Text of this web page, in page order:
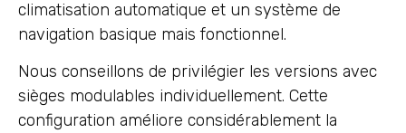
climatisation automatique et un système de
navigation basique mais fonctionnel.
Nous conseillons de privilégier les versions avec
sièges modulables individuellement. Cette
configuration améliore considérablement la